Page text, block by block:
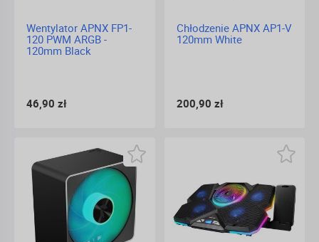
Wentylator APNX FP1-
120 PWM ARGB -
120mm Black
46,90 zł
Chłodzenie APNX AP1-V
120mm White
200,90 zł